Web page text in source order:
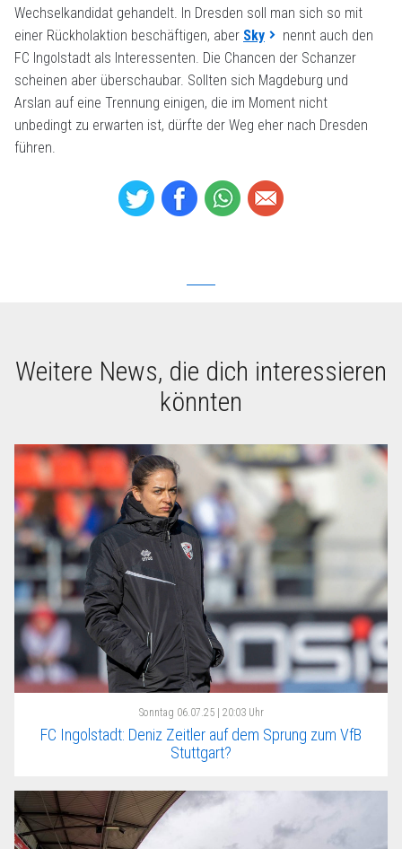
Wechselkandidat gehandelt. In Dresden soll man sich so mit
einer Rückholaktion beschäftigen, aber Sky
nennt auch den
FC Ingolstadt als Interessenten. Die Chancen der Schanzer
scheinen aber überschaubar. Sollten sich Magdeburg und
Arslan auf eine Trennung einigen, die im Moment nicht
unbedingt zu erwarten ist, dürfte der Weg eher nach Dresden
führen.
Weitere News, die dich interessieren
könnten
Sonntag 06.07.25 | 20:03 Uhr
FC Ingolstadt: Deniz Zeitler auf dem Sprung zum VfB
Stuttgart?